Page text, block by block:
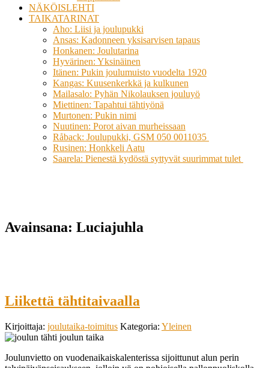
NÄKÖISLEHTI
TAIKATARINAT
Aho: Liisi ja joulupukki
Ansas: Kadonneen yksisarvisen tapaus
Honkanen: Joulutarina
Hyvärinen: Yksinäinen
Itänen: Pukin joulumuisto vuodelta 1920
Kangas: Kuusenkerkkä ja kulkunen
Mailasalo: Pyhän Nikolauksen jouluyö
Miettinen: Tapahtui tähtiyönä
Murtonen: Pukin nimi
Nuutinen: Porot aivan murheissaan
Råback: Joulupukki, GSM 050 0011035
Rusinen: Honkkeli Aatu
Saarela: Pienestä kydöstä syttyvät suurimmat tulet
Avainsana: Luciajuhla
Liikettä tähtitaivaalla
Kirjoittaja: joulutaika-toimitus Kategoria: Yleinen
Joulunvietto on vuodenaikaiskalenterissa sijoittunut alun perin